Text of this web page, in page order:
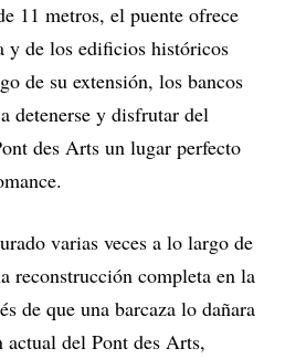
11 metros, el puente ofrece
y de los edificios históricos
de su extensión, los bancos
detenerse y disfrutar del
des Arts un lugar perfecto
varias veces a lo largo de
reconstrucción completa en la
de que una barcaza lo dañara
actual del Pont des Arts,